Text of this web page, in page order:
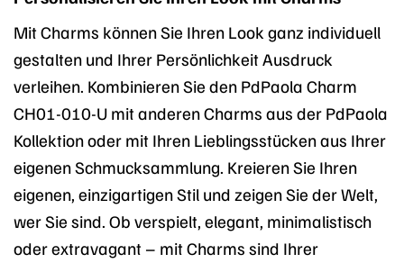
Mit Charms können Sie Ihren Look ganz individuell
gestalten und Ihrer Persönlichkeit Ausdruck
verleihen. Kombinieren Sie den PdPaola Charm
CH01-010-U mit anderen Charms aus der PdPaola
Kollektion oder mit Ihren Lieblingsstücken aus Ihrer
eigenen Schmucksammlung. Kreieren Sie Ihren
eigenen, einzigartigen Stil und zeigen Sie der Welt,
wer Sie sind. Ob verspielt, elegant, minimalistisch
oder extravagant – mit Charms sind Ihrer